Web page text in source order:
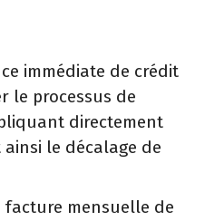
immédiate de crédit
le processus de
directement
le décalage de
facture mensuelle de